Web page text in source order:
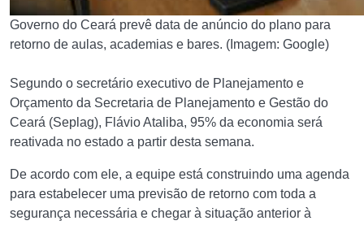
Governo do Ceará prevê data de anúncio do plano para
retorno de aulas, academias e bares. (Imagem: Google)
Segundo o secretário executivo de Planejamento e
Orçamento da Secretaria de Planejamento e Gestão do
Ceará (Seplag), Flávio Ataliba, 95% da economia será
reativada no estado a partir desta semana.
De acordo com ele, a equipe está construindo uma agenda
para estabelecer uma previsão de retorno com toda a
segurança necessária e chegar à situação anterior à